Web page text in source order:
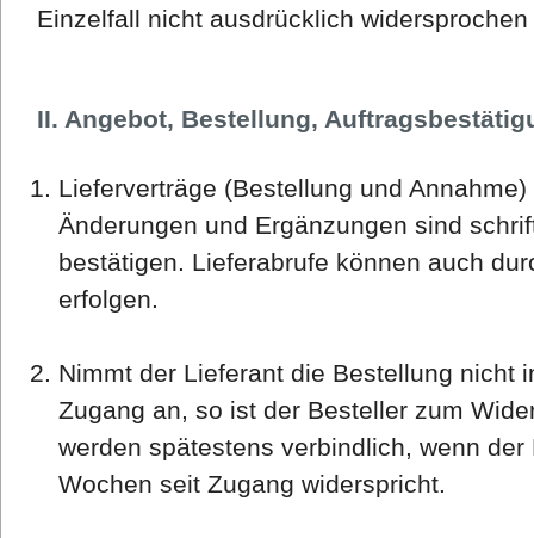
Einzelfall nicht ausdrücklich widersprochen
II. Angebot, Bestellung,
Lieferverträge (Bestellung und
Änderungen und Ergänzungen sind
bestätigen. Lieferabrufe können auch
erfolgen.
Nimmt der Lieferant die Bestellung nicht
Zugang an, so ist der Besteller zum
werden spätestens verbindlich, wenn
Wochen seit Zugang widerspricht.